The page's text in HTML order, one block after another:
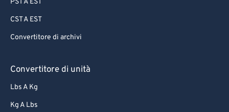
PST A EST
CST A EST
Convertitore di archivi
Convertitore di unità
Lbs A Kg
Kg A Lbs